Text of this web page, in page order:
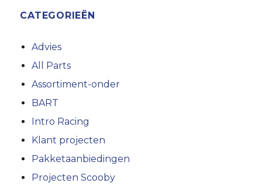
CATEGORIEËN
Advies
All Parts
Assortiment-onder
BART
Intro Racing
Klant projecten
Pakketaanbiedingen
Projecten Scooby